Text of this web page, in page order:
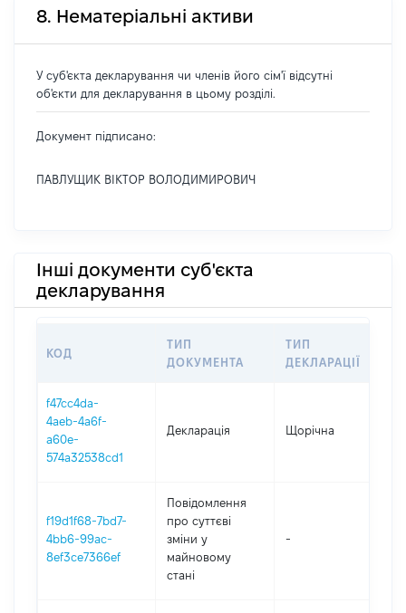
8. Нематеріальні активи
У суб'єкта декларування чи членів його сім'ї відсутні
об'єкти для декларування в цьому розділі.
Документ підписано:
ПАВЛУЩИК ВІКТОР ВОЛОДИМИРОВИЧ
Інші документи суб'єкта
декларування
КОД
ТИП
ДОКУМЕНТА
ТИП
ДЕКЛАРАЦІЇ
f47cc4da-
4aeb-4a6f-
a60e-
574a32538cd1
Декларація Щорічна
f19d1f68-7bd7-
4bb6-99ac-
8ef3ce7366ef
Повідомлення
про суттєві
зміни y
майновому
стані
-